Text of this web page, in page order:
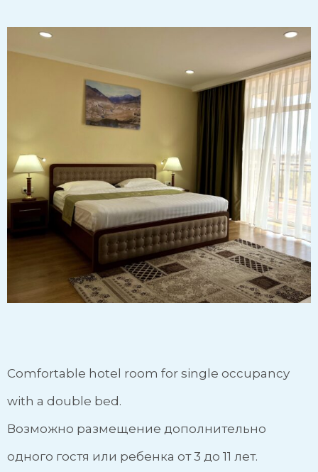
Comfortable hotel room for single occupancy
with a double bed.
Возможно размещение дополнительно
одного гостя или ребенка от 3 до 11 лет.